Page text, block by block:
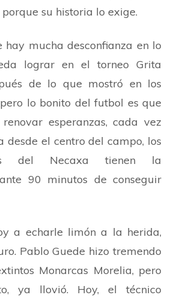
su historia lo exige.
hay mucha desconfianza en lo
lograr en el torneo Grita
de lo que mostró en los
lo bonito del futbol es que
esperanzas, cada vez
el centro del campo, los
del Necaxa tienen la
90 minutos de conseguir
limón a la herida,
Pablo Guede hizo tremendo
Monarcas Morelia, pero
ya llovió. Hoy, el técnico